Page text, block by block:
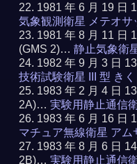
1981 年 6 月 19 日
気象観測衛星 メテオサ
1981 年 8 月 11 日
(GMS 2)…静止気象衛
1982 年 9 月 3 日
技術試験衛星 III 型 き
1983 年 2 月 4 日
2A)…実験用静止通信
1983 年 6 月 16 日
マチュア無線衛星 ア
1983 年 8 月 6 日
2B)…実験用静止通信